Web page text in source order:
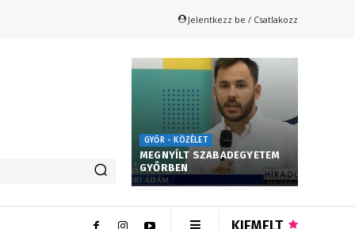
Jelentkezz be / Csatlakozz
GYŐR - KÖZÉLET
MEGNYÍLT SZABADEGYETEM
GYŐRBEN